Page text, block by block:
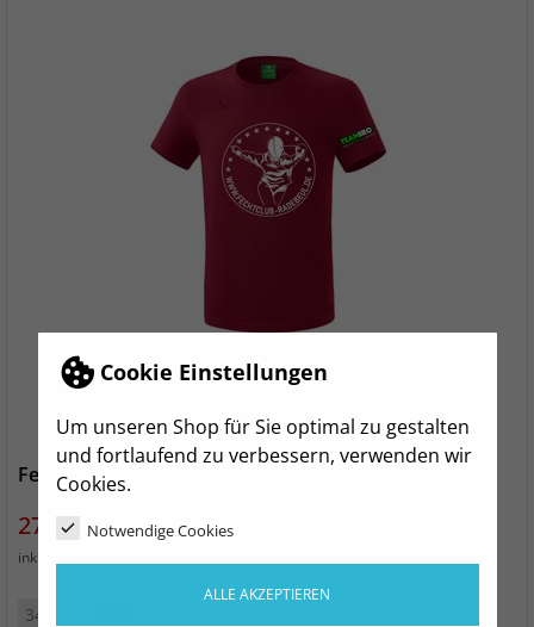
Cookie Einstellungen
Um unseren Shop für Sie optimal zu gestalten
und fortlaufend zu verbessern, verwenden wir
Cookies.
Notwendige Cookies
ALLE AKZEPTIEREN
Fechtclub Radebeul T-Shirt Baumwolle Damen
Preis
27,99 €
inkl. MwSt.
34